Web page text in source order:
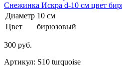
Снежинка Искра d-10 см цвет
Диаметр 10 см
Цвет
бирюзовый
300 руб.
Артикул: S10 turquoise